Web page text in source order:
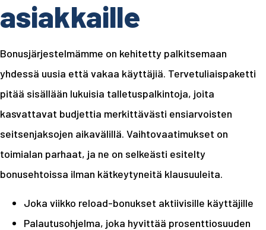
asiakkaille
Bonusjärjestelmämme on kehitetty palkitsemaan
yhdessä uusia että vakaa käyttäjiä. Tervetuliaispaketti
pitää sisällään lukuisia talletuspalkintoja, joita
kasvattavat budjettia merkittävästi ensiarvoisten
seitsenjaksojen aikavälillä. Vaihtovaatimukset on
toimialan parhaat, ja ne on selkeästi esitelty
bonusehtoissa ilman kätkeytyneitä klausuuleita.
Joka viikko reload-bonukset aktiivisille käyttäjille
Palautusohjelma, joka hyvittää prosenttiosuuden